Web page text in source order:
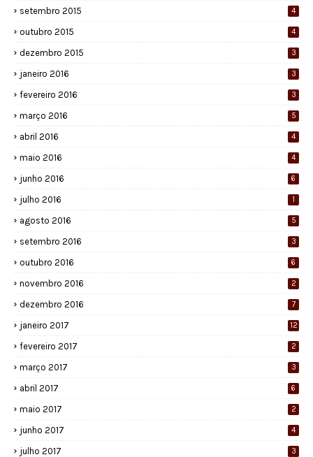
setembro 2015 4
outubro 2015 4
dezembro 2015 3
janeiro 2016 3
fevereiro 2016 3
março 2016 5
abril 2016 4
maio 2016 4
junho 2016 6
julho 2016 1
agosto 2016 5
setembro 2016 3
outubro 2016 6
novembro 2016 2
dezembro 2016 7
janeiro 2017 12
fevereiro 2017 2
março 2017 3
abril 2017 6
maio 2017 2
junho 2017 4
julho 2017 3